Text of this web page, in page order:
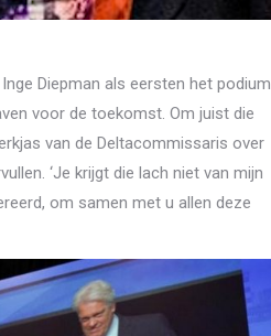
Diepman als eersten het podium
voor de toekomst. Om juist die
van de Deltacommissaris over
‘Je krijgt die lach niet van mijn
om samen met u allen deze